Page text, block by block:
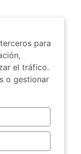
para
el tráfico.
o gestionar